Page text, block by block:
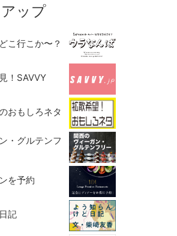
ップ
こ行こか〜？
！SAVVY
おもしろネタ
・グルテンフ
を予約
記